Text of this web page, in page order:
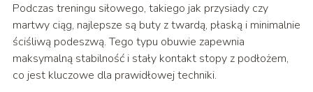
Podczas treningu siłowego, takiego jak przysiady czy
martwy ciąg, najlepsze są buty z twardą, płaską i minimalnie
ściśliwą podeszwą. Tego typu obuwie zapewnia
maksymalną stabilność i stały kontakt stopy z podłożem,
co jest kluczowe dla prawidłowej techniki.